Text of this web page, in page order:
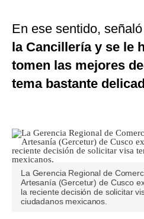
En ese sentido,
la Cancillería y se le
tomen las mejores
tema bastante
La Gerencia Regional de
Artesanía (Gercetur) de Cusco
la reciente decisión de solicitar
ciudadanos mexicanos.